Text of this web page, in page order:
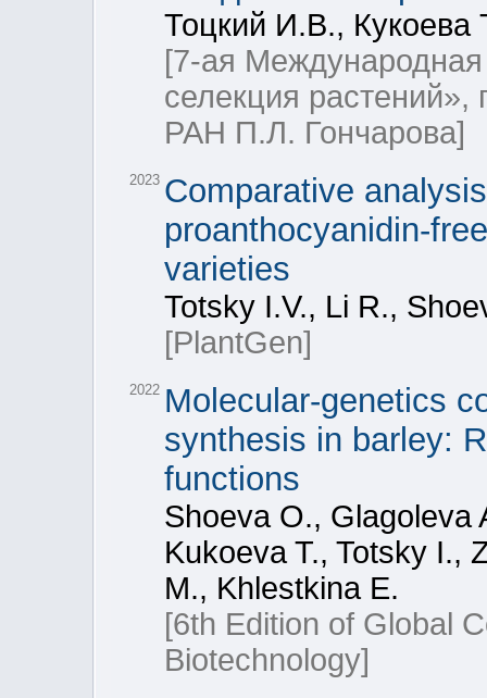
Тоцкий И.В.,
[7-ая
селекция
РАН П.Л. Гончарова]
2023 Comparative
proanthocyanidin-
varieties
Totsky I.V., Li R.,
[PlantGen]
2022 Molecular-genetics
synthesis in barley:
functions
Shoeva O., Glagoleva
Kukoeva T., Totsky I.,
M., Khlestkina E.
[6th Edition of Global
Biotechnology]